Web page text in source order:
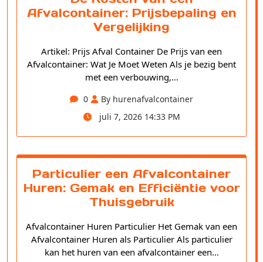
Afvalcontainer: Prijsbepaling en
Vergelijking
Artikel: Prijs Afval Container De Prijs van een
Afvalcontainer: Wat Je Moet Weten Als je bezig bent
met een verbouwing,…
0
By hurenafvalcontainer
juli 7, 2026 14:33 PM
Particulier een Afvalcontainer
Huren: Gemak en Efficiëntie voor
Thuisgebruik
Afvalcontainer Huren Particulier Het Gemak van een
Afvalcontainer Huren als Particulier Als particulier
kan het huren van een afvalcontainer een…